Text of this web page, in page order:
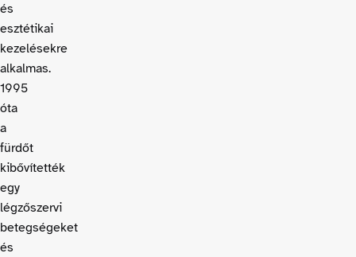
és
esztétikai
kezelésekre
alkalmas.
1995
óta
a
fürdőt
kibővítették
egy
légzőszervi
betegségeket
és